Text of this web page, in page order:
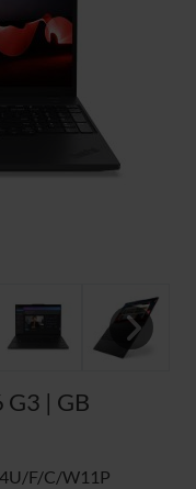
Next
| GB
F/C/W11P